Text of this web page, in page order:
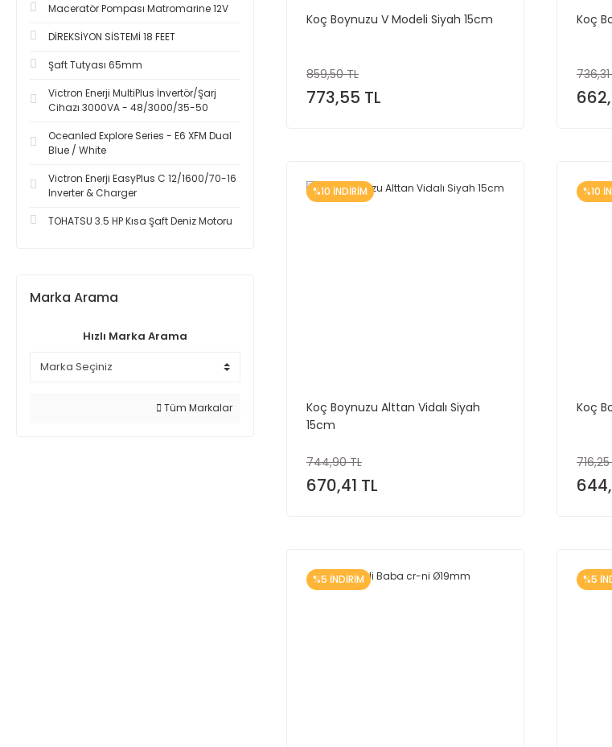
Maceratör Pompası Matromarine 12V
DİREKSİYON SİSTEMİ 18 FEET
Şaft Tutyası 65mm
Victron Enerji MultiPlus İnvertör/Şarj
Cihazı 3000VA - 48/3000/35-50
Oceanled Explore Series - E6 XFM Dual
Blue / White
Victron Enerji EasyPlus C 12/1600/70-16
Inverter & Charger
TOHATSU 3.5 HP Kısa Şaft Deniz Motoru
Marka Arama
Hızlı Marka Arama
Tüm Markalar
Koç Boynuzu V Modeli Siyah 15cm
859,50 TL
773,55 TL
Koç
%10 İNDİRİM
Koç Boynuzu Alttan Vidalı Siyah
15cm
744,90 TL
670,41 TL
%10
Koç
%5 İNDİRİM %5